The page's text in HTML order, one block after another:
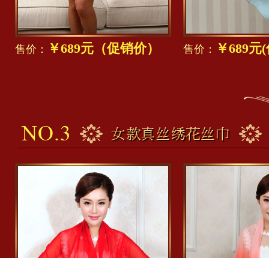
售价： ￥689元（促销价） 售价： ￥689元